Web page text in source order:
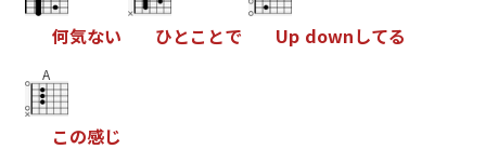
何気ない ひとこ とで Up downしてる
A
この感じ